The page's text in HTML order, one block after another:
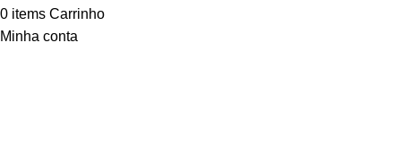
0 items Carrinho
Minha conta